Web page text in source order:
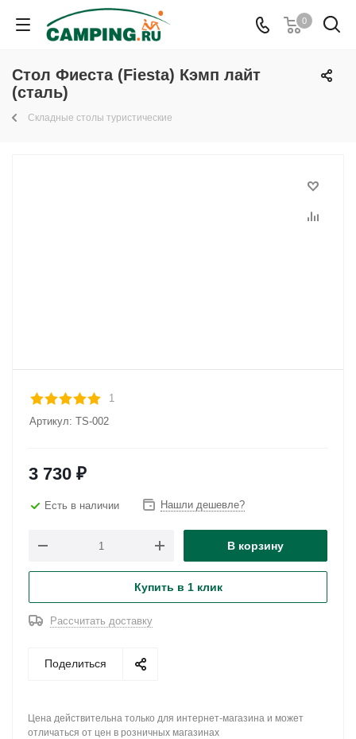
0
Стол Фиеста (Fiesta) Кэмп лайт
(сталь)
Складные столы туристические
1
Артикул: TS-002
3 730 ₽
Есть в наличии Нашли дешевле?
В корзину
Купить в 1 клик
Рассчитать доставку
Поделиться
Цена действительна только для интернет-магазина и может
отличаться от цен в розничных магазинах